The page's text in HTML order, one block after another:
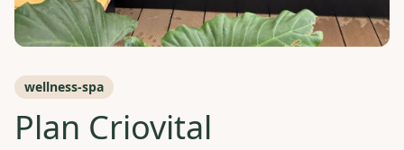
wellness-spa
Plan Criovital